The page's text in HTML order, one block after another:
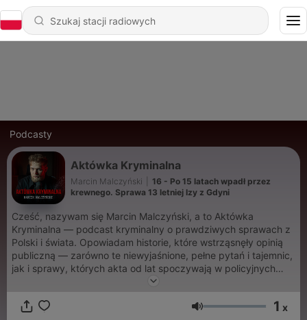
Podcasty
Aktówka Kryminalna
Marcin Malczyński
16 - Po 15 latach wpadł przez
krewnego. Sprawa 13 letniej Izy z Gdyni
Cześć, nazywam się Marcin Malczyński, a to Aktówka
Kryminalna — podcast kryminalny o prawdziwych sprawach z
Polski i świata. Opowiadam historie, które wstrząsnęły opinią
publiczną — zarówno te niewyjaśnione, pełne pytań i tajemnic,
jak i sprawy, których akta od lat spoczywają w policyjnych
zmierzenie się z jego mroczniejszą stroną. True crime,Głośność 1 x